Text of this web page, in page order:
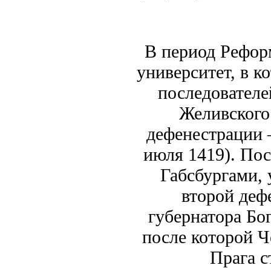
В период
университет, в
июля 1419).
второй
губернатора
после которой
Прага